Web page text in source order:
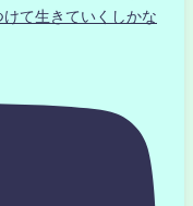
て生きていくしかな